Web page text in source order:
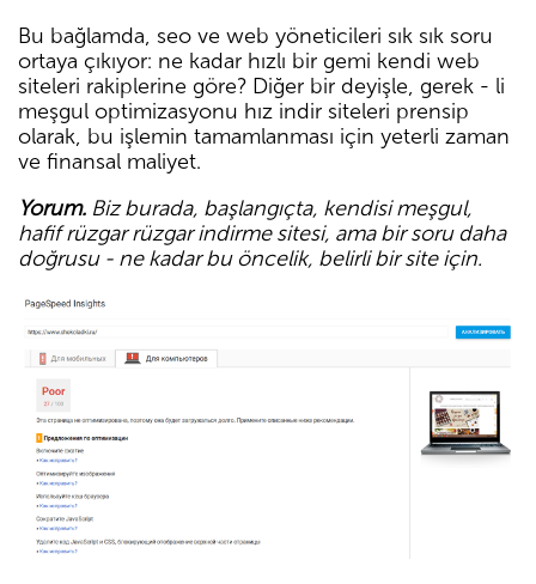
Bu bağlamda, seo ve web yöneticileri sık sık soru
ortaya çıkıyor: ne kadar hızlı bir gemi kendi web
siteleri rakiplerine göre? Diğer bir deyişle, gerek - li
meşgul optimizasyonu hız indir siteleri prensip
olarak, bu işlemin tamamlanması için yeterli zaman
ve finansal maliyet.
Yorum. Biz burada, başlangıçta, kendisi meşgul,
hafif rüzgar rüzgar indirme sitesi, ama bir soru daha
doğrusu - ne kadar bu öncelik, belirli bir site için.